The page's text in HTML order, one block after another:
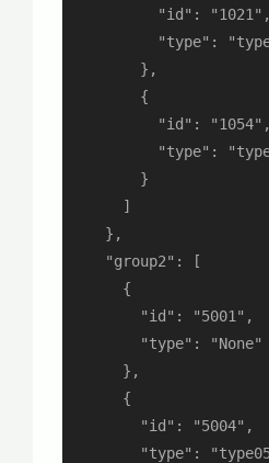
          "id": "1021",
"type":
        },
        {
          "id": "1054",
"type":
        }
      ]
    },
    "group2": [
      {
        "id": "5001",
        "type": "None"
      },
      {
        "id": "5004",
"type":